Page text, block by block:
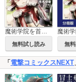
無料試し読み 無
「 電撃コミックスNEXT